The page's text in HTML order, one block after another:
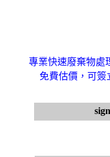
專業快速廢棄物處
免費估價，可簽